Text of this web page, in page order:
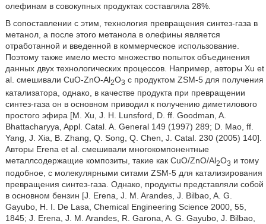
олефинам в совокупных продуктах составляла 28%.
В сопоставлении с этим, технология превращения синтез-газа в
метанол, а после этого метанола в олефины является
отработанной и введенной в коммерческое использование.
Поэтому также имело место множество попыток объединения
данных двух технологических процессов. Например, авторы Xu et
al. смешивали CuO-ZnO-Al2O3 с продуктом ZSM-5 для получения
катализатора, однако, в качестве продукта при превращении
синтез-газа он в основном приводил к получению диметилового
простого эфира [M. Xu, J. H. Lunsford, D. ff. Goodman, A.
Bhattacharyya, Appl. Catal. A. General 149 (1997) 289; D. Mao, ff.
Yang, J. Xia, B. Zhang, Q. Song, Q. Chen, J. Catal. 230 (2005) 140].
Авторы Erena et al. смешивали многокомпонентные
металлсодержащие композиты, такие как CuO/ZnO/Al2O3 и тому
подобное, с молекулярными ситами ZSM-5 для катализирования
превращения синтез-газа. Однако, продукты представляли собой
в основном бензин [J. Erena, J. M. Arandes, J. Bilbao, A. G.
Gayubo, H. I. De Lasa, Chemical Engineering Science 2000, 55,
1845; J. Erena, J. M. Arandes, R. Garona, A. G. Gayubo, J. Bilbao,